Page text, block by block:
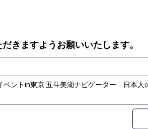
きますようお願いいたします。
ベントin東京 五斗美湖ナビゲーター 日本人